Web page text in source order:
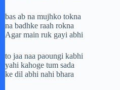
bas ab na mujhko tokna
na badhke raah rokna
Agar main ruk gayi abhi
to jaa naa paoungi kabhi
yahi kahoge tum sada
ke dil abhi nahi bhara